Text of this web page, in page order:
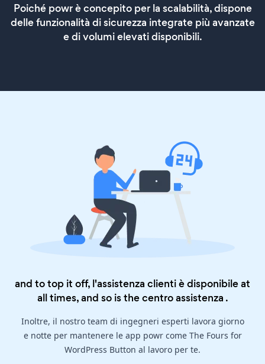
Poiché powr è concepito per la scalabilità, dispone
delle funzionalità di sicurezza integrate più avanzate
e di volumi elevati disponibili.
and to top it off, l'assistenza clienti è disponibile at
all times, and so is thecentro assistenza .
Inoltre, il nostro team di ingegneri esperti lavora giorno
e notte per mantenere le app powr come The Fours for
WordPress Button al lavoro per te.